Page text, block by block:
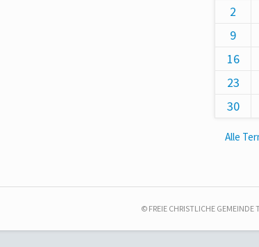
2
9
16
23
30
Alle
© FREIE CHRISTLICHE GEMEINDE